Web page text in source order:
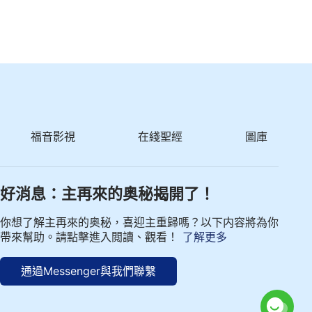
福音影視 在綫聖經 圖庫
好消息：主再來的奥秘揭開了！
你想了解主再來的奥秘，喜迎主重歸嗎？以下内容將為你
帶來幫助。請點擊進入閲讀、觀看！
了解更多
通過Messenger與我們聯繫